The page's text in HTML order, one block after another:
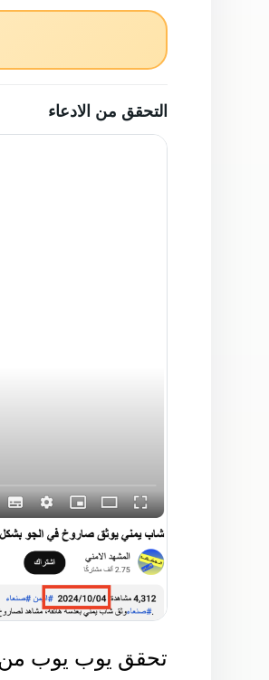
التحقق من الادعاء